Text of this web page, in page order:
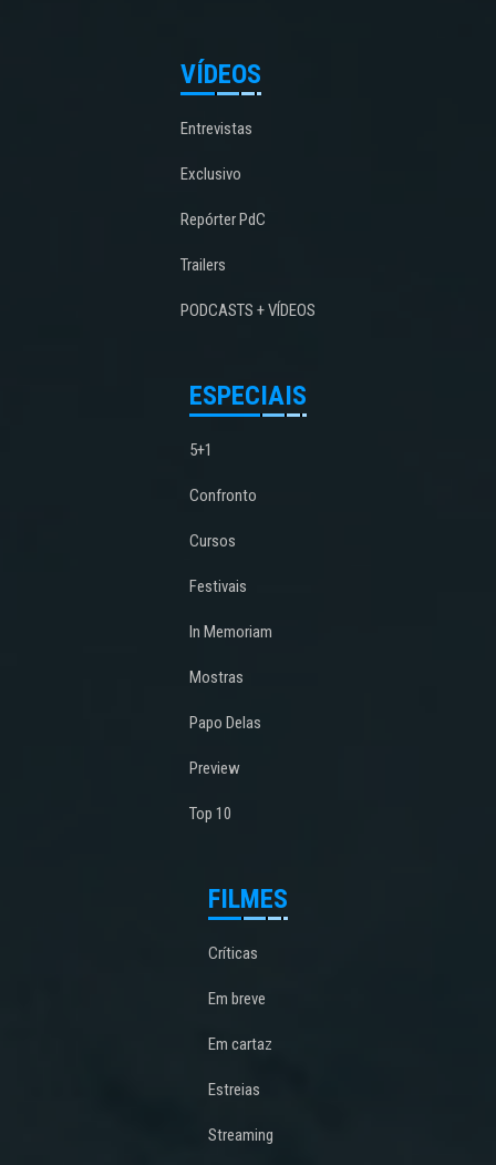
VÍDEOS
Entrevistas
Exclusivo
Repórter PdC
Trailers
PODCASTS + VÍDEOS
ESPECIAIS
5+1
Confronto
Cursos
Festivais
In Memoriam
Mostras
Papo Delas
Preview
Top 10
FILMES
Críticas
Em breve
Em cartaz
Estreias
Streaming